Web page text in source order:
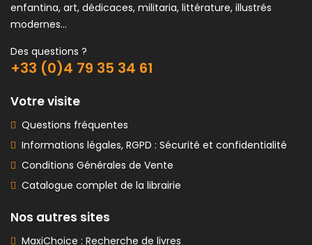
enfantina, art, dédicaces, militaria, littérature, illustrés
modernes...
Des questions ?
+33 (0)4 79 35 34 61
Votre visite
Questions fréquentes
Informations légales, RGPD : Sécurité et confidentialité
Conditions Générales de Vente
Catalogue complet de la librairie
Nos autres sites
MaxiChoice : Recherche de livres